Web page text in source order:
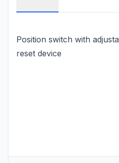
Position switch with
reset device